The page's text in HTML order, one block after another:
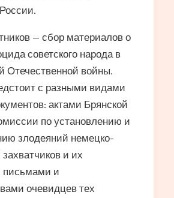
— сбор материалов о
советского народа в
Отечественной войны.
с разными видами
актами Брянской
по установлению и
злодеяний немецко-
и их
письмами и
очевидцев тех